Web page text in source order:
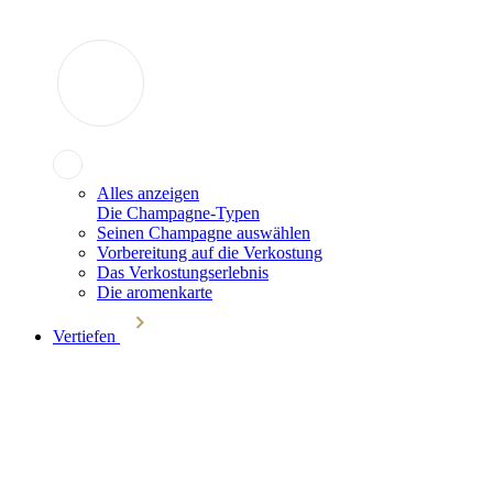
Alles anzeigen
Die Champagne-Typen
Seinen Champagne auswählen
Vorbereitung auf die Verkostung
Das Verkostungserlebnis
Die aromenkarte
Vertiefen